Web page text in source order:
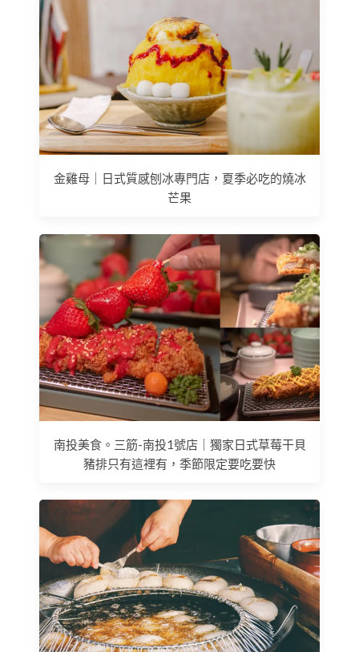
金雞母｜日式質感刨冰專門店，夏季必吃的燒冰
芒果
南投美食。三筋-南投1號店｜獨家日式草莓干貝
豬排只有這裡有，季節限定要吃要快